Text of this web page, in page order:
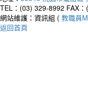
TEL：(03) 329-8992 FAX
網站維護：資訊組 ( 教職員
返回首頁